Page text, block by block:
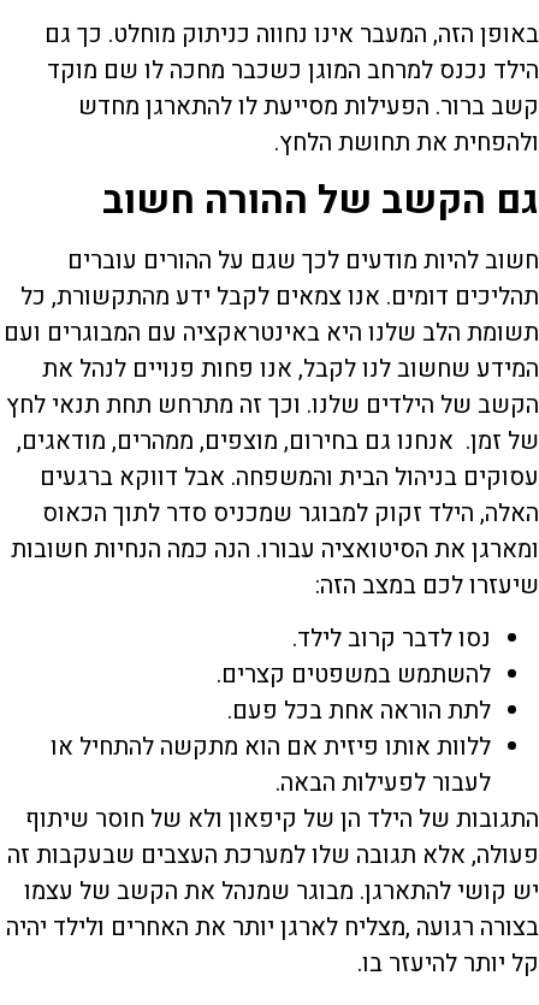
באופן הזה, המעבר אינו נחווה כניתוק מוחלט. כך גם
הילד נכנס למרחב המוגן כשכבר מחכה לו שם מוקד
קשב ברור. הפעילות מסייעת לו להתארגן מחדש
ולהפחית את תחושת הלחץ.
גם הקשב של ההורה חשוב
חשוב להיות מודעים לכך שגם על ההורים עוברים
תהליכים דומים. אנו צמאים לקבל ידע מהתקשורת, כל
תשומת הלב שלנו היא באינטראקציה עם המבוגרים ועם
המידע שחשוב לנו לקבל, אנו פחות פנויים לנהל את
הקשב של הילדים שלנו. וכך זה מתרחש תחת תנאי לחץ
של זמן. אנחנו גם בחירום, מוצפים, ממהרים, מודאגים,
עסוקים בניהול הבית והמשפחה. אבל דווקא ברגעים
האלה, הילד זקוק למבוגר שמכניס סדר לתוך הכאוס
ומארגן את הסיטואציה עבורו. הנה כמה הנחיות חשובות
שיעזרו לכם במצב הזה:
נסו לדבר קרוב לילד.
להשתמש במשפטים קצרים.
לתת הוראה אחת בכל פעם.
ללוות אותו פיזית אם הוא מתקשה להתחיל או
לעבור לפעילות הבאה.
התגובות של הילד הן של קיפאון ולא של חוסר שיתוף
פעולה, אלא תגובה שלו למערכת העצבים שבעקבות זה
יש קושי להתארגן. מבוגר שמנהל את הקשב של עצמו
בצורה רגועה ,מצליח לארגן יותר את האחרים ולילד יהיה
קל יותר להיעזר בו.